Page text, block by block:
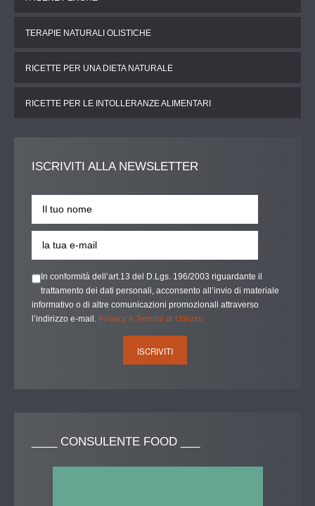
TERAPIE NATURALI OLISTICHE
RICETTE PER UNA DIETA NATURALE
RICETTE PER LE INTOLLERANZE ALIMENTARI
ISCRIVITI ALLA NEWSLETTER
In conformità dell’art.13 del D.Lgs. 196/2003 riguardante il
trattamento dei dati personali, acconsento all’invio di materiale
informativo o di altre comunicazioni promozionali attraverso
l’indirizzo e-mail. Privacy e Termini di Utilizzo
CONSULENTE FOOD ___